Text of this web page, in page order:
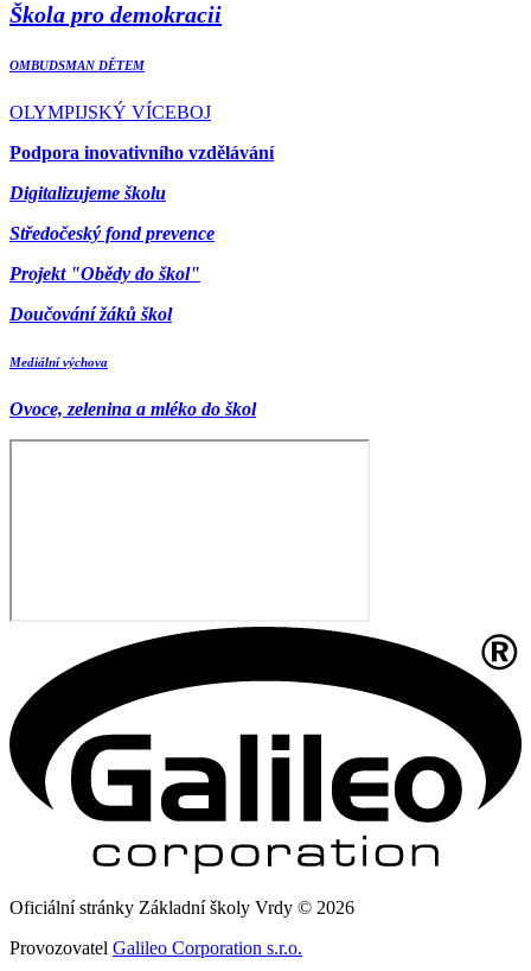
Škola pro demokracii
OMBUDSMAN DĚTEM
OLYMPIJSKÝ VÍCEBOJ
Podpora inovativního vzdělávání
Digitalizujeme školu
Středočeský fond prevence
Projekt "Obědy do škol"
Doučování žáků škol
Mediální výchova
Ovoce, zelenina a mléko do škol
Oficiální stránky Základní školy Vrdy © 2026
Provozovatel Galileo Corporation s.r.o.